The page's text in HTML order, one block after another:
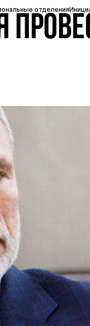
отделения